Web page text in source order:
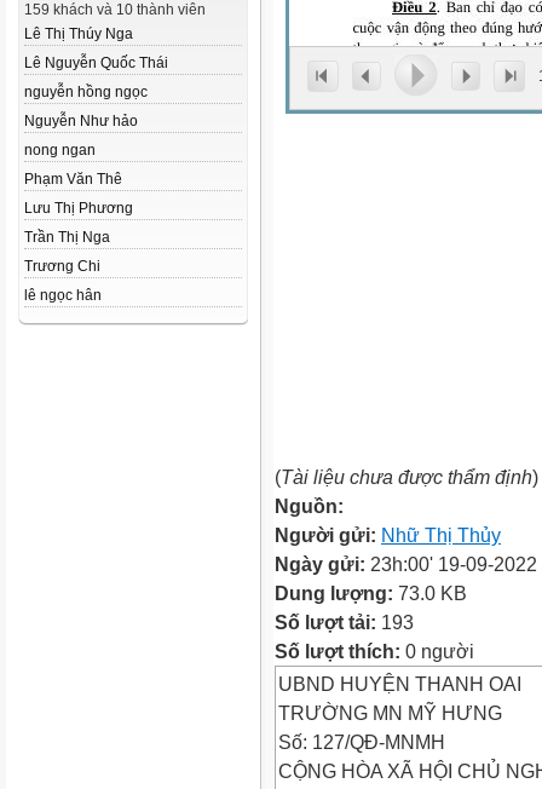
159 khách và 10 thành viên
Lê Thị Thúy Nga
Lê Nguyễn Quốc Thái
nguyễn hồng ngọc
Nguyễn Như hảo
nong ngan
Phạm Văn Thê
Lưu Thị Phương
Trần Thị Nga
Trương Chi
lê ngọc hân
(Tài liệu chưa được thẩm định)
Nguồn:
Người gửi: Nhữ Thị Thủy
Ngày gửi: 23h:00' 19-09-2022
Dung lượng: 73.0 KB
Số lượt tải: 193
Số lượt thích: 0 người
UBND HUYỆN THANH OAI
TRƯỜNG MN MỸ HƯNG
Số: 127/QĐ-MNMH
CỘNG HÒA XÃ HỘI CHỦ